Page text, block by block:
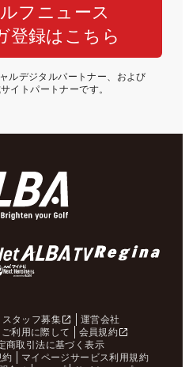
フニュース
登録はこちら
ルデジタルパートナー、および
イトパートナーです。
スタッフ募集
運営会社
ご利用に際して
会員規約
商取引法に基づく表示
約
マイページサービス利用規約